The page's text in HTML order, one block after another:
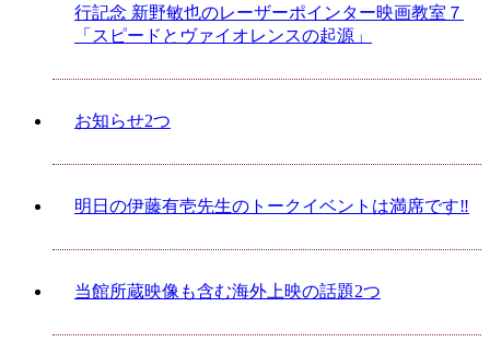
行記念 新野敏也のレーザーポインター映画教室７
「スピードとヴァイオレンスの起源」
お知らせ2つ
明日の伊藤有壱先生のトークイベントは満席です‼
当館所蔵映像も含む海外上映の話題2つ